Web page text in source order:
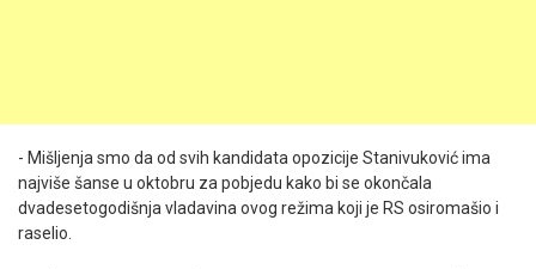
- Mišljenja smo da od svih kandidata opozicije Stanivuković ima
najviše šanse u oktobru za pobjedu kako bi se okončala
dvadesetogodišnja vladavina ovog režima koji je RS osiromašio i
raselio.